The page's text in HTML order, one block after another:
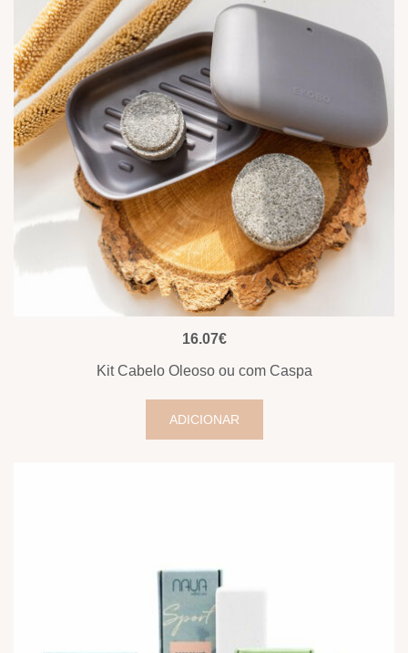
VISUALIZAÇÃO RÁPIDA
16.07€
Kit Cabelo Oleoso ou com Caspa
ADICIONAR